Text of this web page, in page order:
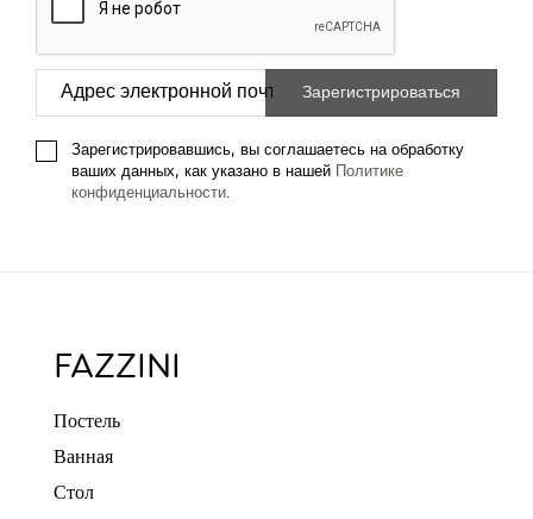
Зарегистрировавшись, вы соглашаетесь на обработку
ваших данных, как указано в нашей
Политике
конфиденциальности.
FAZZINI
Постель
Ванная
Стол